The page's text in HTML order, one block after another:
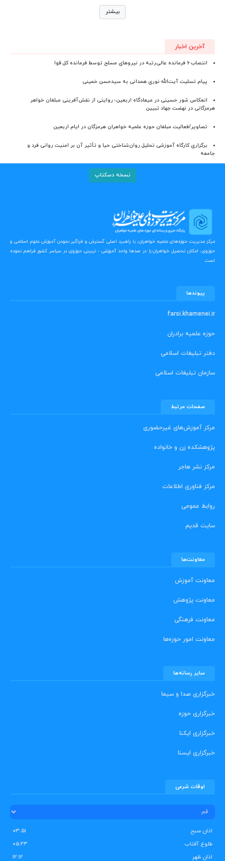
بیشتر
آخرین اخبار
انتصاب ۶ فرمانده عالی‌رتبه در نیروهای مسلح توسط فرمانده کل قوا
پیام تسلیت آیت‌الله نوری همدانی به سیدحسن خمینی
انعکاس شور حسینی در میعادگاه اربعین؛ روایتی از نقش‌آفرینی مبلغان خواهر
هرمزگانی در نهضت جهاد تبیین
تصاویر/فعالیت مبلغان حوزه علمیه خواهران هرمزگان در ایام اربعین
برگزاری کارگاه آموزشی تحلیل روان‌شناختی حیا و تأثیر آن بر امنیت روانی فرد و
جامعه
نسخه دسکتاپ
مرکز مدیریت حوزه‌های علمیه خواهران، با راهبرد اصلی گسترش و فراگیر نمودن آموزش علوم اسلامی و
حوزوی، امکان تحصیل خواهران را در صدها واحد آموزشی - تربیتی حوزوی در سراسر کشور فراهم نموده
است.
پیوندها
farsi.khamenei.ir
حوزه علمیه برادران
دفتر تبلیغات اسلامی
سازمان تبلیغات اسلامی
صفحات مرتبط
مرکز آموزش‌های غیرحضوری
پژوهشکده زن و خانواده
مرکز نشر هاجر
مرکز فناوری اطلاعات
روابط عمومی
سایت قدیم
معاونت‌ها
معاونت آموزش
معاونت پژوهش
معاونت فرهنگی
معاونت امور حوزه‌ها
سایر رسانه‌ها
خبرگزاری صدا و سیما
خبرگزاری حوزه
خبرگزاری ایکنا
خبرگزاری ایسنا
اوقات شرعی
اذان صبح
۰۳:۵۱
طلوع آفتاب
۰۵:۲۳
اذان ظهر
۱۲:۱۲